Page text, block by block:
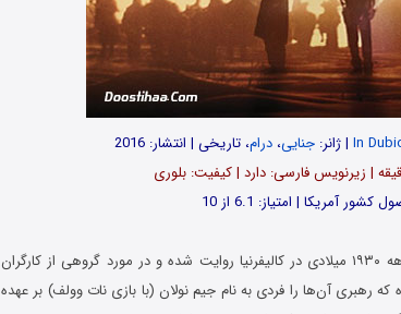
In| ژانر: جنایی، درام، تاریخی | انتشار: 2016
آمریکا | امتیاز: 6.1 از 10
فیلم در نبردی مشکوک In Dubious Battle 2016 در دهه ۱۹۳۰ میلادی در کالیفرنیا روایت شده و در مورد گروهی از کارگران
رهبری آن‌ها را فردی به نام جیم نولان (با بازی نات وولف) بر عهده